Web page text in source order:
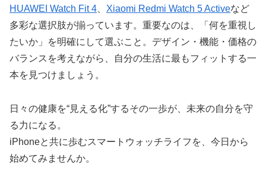
HUAWEI Watch Fit 4
Xiaomi Redmi Watch 5 Activeなど
多彩な選択肢が揃っています。重要なのは、「何を重視し
たいか」を明確にして選ぶこと。デザイン・機能・価格の
バランスを考えながら、自分の生活に最もフィットする一
本を見つけましょう。
日々の健康を“見える化”するその一歩が、未来の自分を守
る力になる。
iPhoneと共に歩むスマートウォッチライフを、今日から
始めてみませんか。